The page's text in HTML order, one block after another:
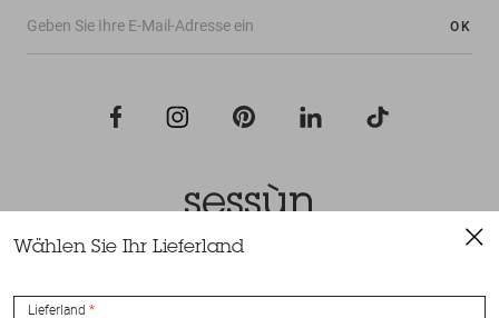
OK
Wählen Sie Ihr Lieferland
Lieferland